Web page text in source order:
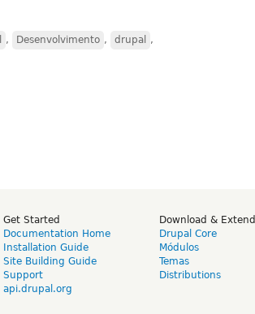
, Desenvolvimento , drupal ,
Get Started
Documentation Home
Installation Guide
Site Building Guide
Support
api.drupal.org
Download & Extend
Drupal Core
Módulos
Temas
Distributions